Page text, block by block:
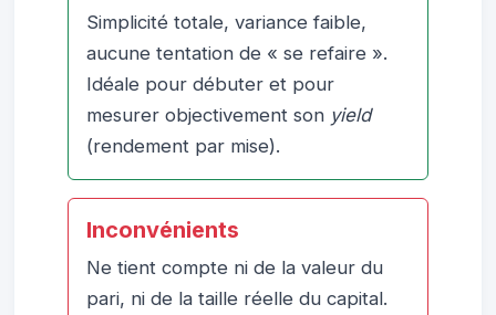
Simplicité totale, variance faible,
aucune tentation de « se refaire ».
Idéale pour débuter et pour
mesurer objectivement son yield
(rendement par mise).
Inconvénients
Ne tient compte ni de la valeur du
pari, ni de la taille réelle du capital.